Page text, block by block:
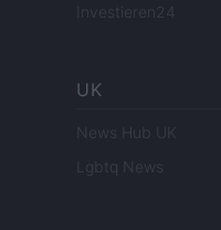
Investieren24
UK
News Hub UK
Lgbtq News